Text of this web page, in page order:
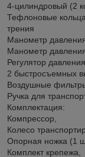
4-цилиндровый (2
Тефлоновые
трения
Манометр
Манометр
Регулятор давления
2 быстросъемных
Воздушные
Ручка для
Комплектация:
Компрессор,
Колесо
Опорная ножка (1
Комплект крепежа,